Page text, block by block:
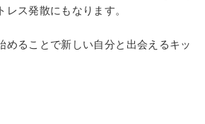
ス発散にもなります。
めることで新しい自分と出会えるキッ